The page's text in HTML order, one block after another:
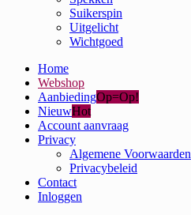
Suikerspin
Uitgelicht
Wichtgoed
Home
Webshop
AanbiedingOp=Op!
NieuwHot
Account aanvraag
Privacy
Algemene Voorwaarden
Privacybeleid
Contact
Inloggen